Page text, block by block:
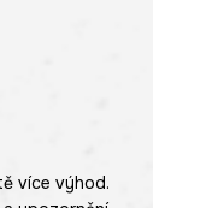
více výhod.